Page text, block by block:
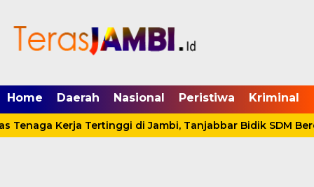
Home Daerah Nasional Peristiwa Kriminal
Kerja Tertinggi di Jambi, Tanjabbar Bidik SDM